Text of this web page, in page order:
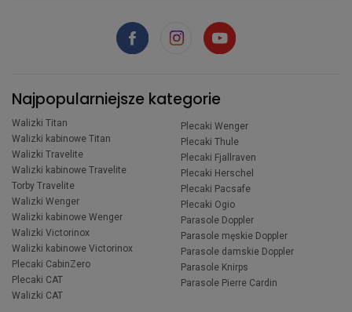
Najpopularniejsze kategorie
Walizki Titan
Walizki kabinowe Titan
Walizki Travelite
Walizki kabinowe Travelite
Torby Travelite
Walizki Wenger
Walizki kabinowe Wenger
Walizki Victorinox
Walizki kabinowe Victorinox
Plecaki CabinZero
Plecaki CAT
Walizki CAT
Plecaki Wenger
Plecaki Thule
Plecaki Fjallraven
Plecaki Herschel
Plecaki Pacsafe
Plecaki Ogio
Parasole Doppler
Parasole męskie Doppler
Parasole damskie Doppler
Parasole Knirps
Parasole Pierre Cardin